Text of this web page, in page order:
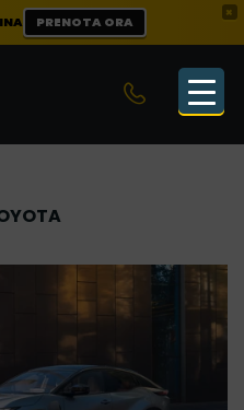
×
PRENOTA ORA